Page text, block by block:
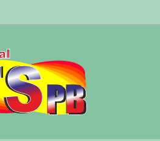
em açude no agreste paraibano